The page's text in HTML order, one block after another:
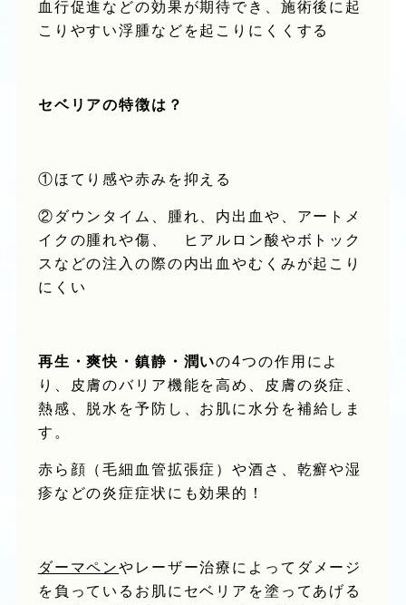
血行促進などの効果が期待でき、施術後に起
こりやすい浮腫などを起こりにくくする
セベリアの特徴は？
①ほてり感や赤みを抑える
②ダウンタイム、腫れ、内出血や、アートメ
イクの腫れや傷、 ヒアルロン酸やボトック
スなどの注入の際の内出血やむくみが起こり
にくい
再生・爽快・鎮静・潤いの4つの作用によ
り、
皮膚のバリア機能を高め、皮膚の炎症、
熱感、脱水を予防 し、お肌に水分を補給しま
す。
赤ら顔（毛細血管拡張症）や酒さ、乾癬や湿
疹などの炎症症状にも効果的！
ダーマペンやレーザー治療によってダメージ
を負っているお肌にセベリアを塗ってあげる